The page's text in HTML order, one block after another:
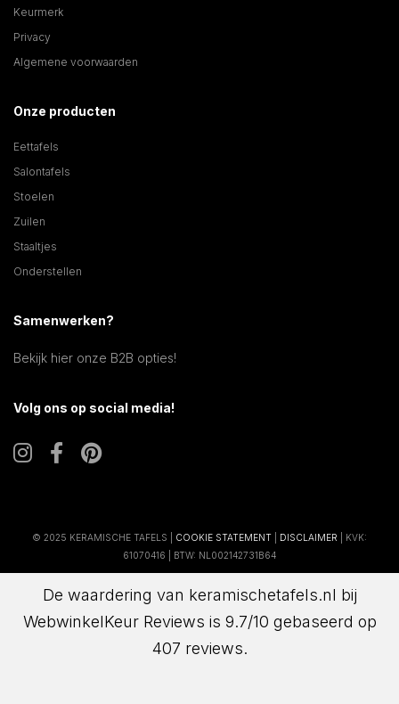
Keurmerk
Privacy
Algemene voorwaarden
Onze producten
Eettafels
Salontafels
Stoelen
Zuilen
Staaltjes
Onderstellen
Samenwerken?
Bekijk hier onze B2B opties!
Volg ons op social media!
© 2025 KERAMISCHE TAFELS | COOKIE STATEMENT DISCLAIMER | KVK:
61070416 | BTW: NL002142731B64
De waardering van keramischetafels.nl bij
WebwinkelKeur Reviews is 9.7/10 gebaseerd op
407 reviews.